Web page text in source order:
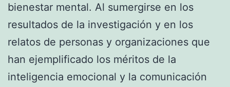
bienestar mental. Al sumergirse en los
resultados de la investigación y en los
relatos de personas y organizaciones que
han ejemplificado los méritos de la
inteligencia emocional y la comunicación